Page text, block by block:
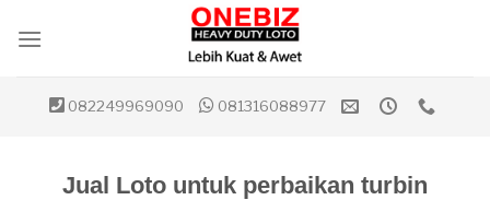
082249969090 081316088977
Jual Loto untuk perbaikan turbin